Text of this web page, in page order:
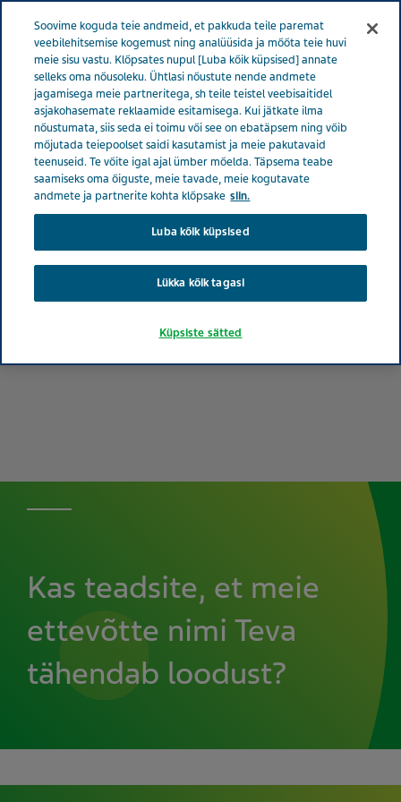
EESTI
Kas teadsite, et meie
ettevõtte nimi Teva
tähendab loodust?
Soovime koguda teie andmeid, et pakkuda teile paremat
veebilehitsemise kogemust ning analüüsida ja mõõta teie huvi
meie sisu vastu. Klõpsates nupul [Luba kõik küpsised] annate
selleks oma nõusoleku. Ühtlasi nõustute nende andmete
jagamisega meie partneritega, sh teile teistel veebisaitidel
asjakohasemate reklaamide esitamisega. Kui jätkate ilma
nõustumata, siis seda ei toimu või see on ebatäpsem ning võib
mõjutada teiepoolset saidi kasutamist ja meie pakutavaid
teenuseid. Te võite igal ajal ümber mõelda. Täpsema teabe
saamiseks oma õiguste, meie tavade, meie kogutavate
andmete ja partnerite kohta klõpsake siin.
Luba kõik küpsised
Lükka kõik tagasi
Küpsiste sätted